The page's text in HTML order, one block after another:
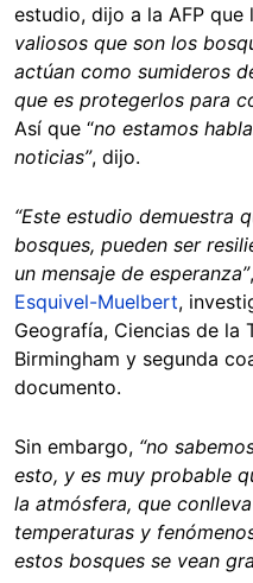
estudio, dijo a la AFP que
valiosos que son los
actúan como sumideros
que es protegerlos para
Así que “no estamos
noticias”, dijo.
“Este estudio demuestra
bosques, pueden ser
un mensaje de esperanza”
Esquivel-Muelbert,
Geografía, Ciencias de la
Birmingham y segunda
documento.
Sin embargo, “no
esto, y es muy probable
la atmósfera, que
temperaturas y
estos bosques se vean